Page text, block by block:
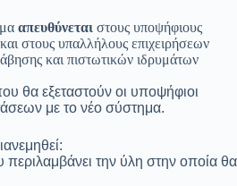
απευθύνεται στους υποψήφιους
στους υπαλλήλους επιχειρήσεων
και πιστωτικών ιδρυμάτων
θα εξεταστούν οι υποψήφιοι
με το νέο σύστημα.
περιλαμβάνει την ύλη στην οποία θα